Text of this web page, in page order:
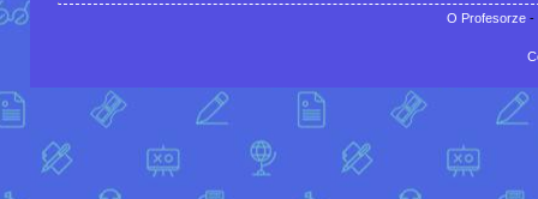
O Profesorze-